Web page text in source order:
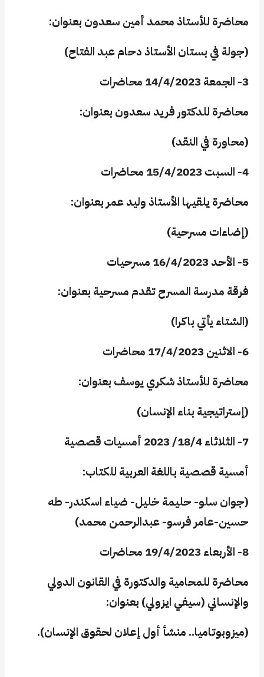
محاضرة للأستاذ محمد أمين سعدون بعنوان:
(جولة في بستان الأستاذ دحام عبد الفتاح)
3- الجمعة 14/4/2023 محاضرات
محاضرة للدكتور فريد سعدون بعنوان:
(محاورة في النقد)
4- السبت 15/4/2023 محاضرات
محاضرة يلقيها الأستاذ وليد عمر بعنوان:
(إضاءات مسرحية)
5- الأحد 16/4/2023 مسرحيات
فرقة مدرسة المسرحتقدم مسرحية بعنوان:
(الشتاء يأتي باكرا)
6- الاثنين 17/4/2023 محاضرات
محاضرة للأستاذ شكري يوسف بعنوان:
(إستراتيجية بناء الإنسان)
7- الثلاثاء 18/4/ 2023 أمسيات قصصية
أمسية قصصية باللغة العربية للكتاب:
(جوان سلو- حليمة خليل- ضياء اسكندر- طه
حسين-عامر فرسو- عبدالرحمن محمد)
8- الأربعاء 19/4/2023 محاضرات
محاضرة للمحامية والدكتورة في القانون الدولي
والإنساني (سيفي ايزولي) بعنوان:
(ميزوبوتاميا.. منشأ أول إعلان لحقوق الإنسان).